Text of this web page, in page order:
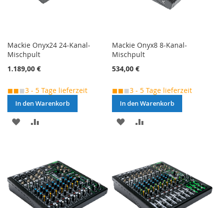
Mackie Onyx24 24-Kanal-
Mischpult
1.189,00 €
◼◼◼3 - 5 Tage lieferzeit
In den Warenkorb
MERKEN
Mackie Onyx8 8-Kanal-
Mischpult
534,00 €
◼◼◼3 - 5 Tage lieferzeit
In den Warenkorb
MERKEN